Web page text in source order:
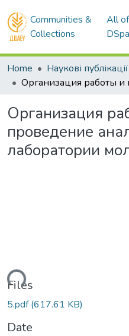
Communities &
Collections
All of
Home Наукові публікації
Организация
проведение
лаборатории
Files
5.pdf(617.61 KB)
Date